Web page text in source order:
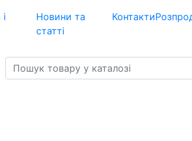
Новини та
статті
Контакти